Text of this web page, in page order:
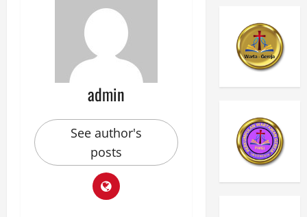
admin
See author's
posts